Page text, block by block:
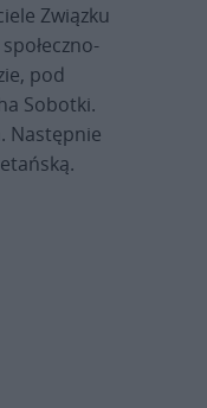
Związku
pod
Sobotki.
Następnie